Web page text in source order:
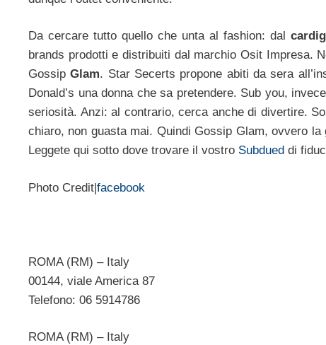
Da cercare tutto quello che unta al fashion: dal
brands prodotti e distribuiti dal marchio Osit Impresa.
GossipGlam. Star Secerts propone abiti da sera
Donald’s una donna che sa pretendere. Sub you,
seriosità. Anzi: al contrario, cerca anche di divertire.
chiaro, non guasta mai. Quindi Gossip Glam, ovvero
Leggete qui sotto dove trovare il vostro Subdued di
Photo Credit|facebook
ROMA (RM) – Italy
00144, viale America 87
Telefono: 06 5914786
ROMA (RM) – Italy